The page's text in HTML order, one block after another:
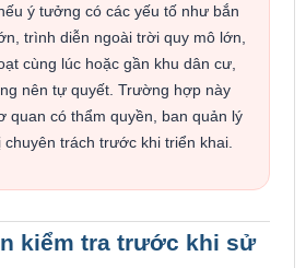
ý tưởng có các yếu tố như bắn
trình diễn ngoài trời quy mô lớn,
cùng lúc hoặc gần khu dân cư,
nên tự quyết. Trường hợp này
quan có thẩm quyền, ban quản lý
trách trước khi triển khai.
kiểm tra trước khi sử